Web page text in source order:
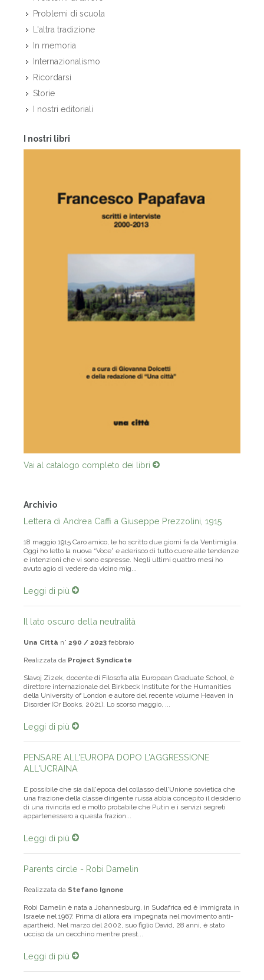
Problemi di scuola
L'altra tradizione
In memoria
Internazionalismo
Ricordarsi
Storie
I nostri editoriali
I nostri libri
Vai al catalogo completo dei libri
Archivio
Lettera di Andrea Caffi a Giuseppe Prezzolini, 1915
18 maggio 1915 Caro amico, le ho scritto due giorni fa da Ventimiglia.
Oggi ho letto la nuova “Voce” e aderisco di tutto cuore alle tendenze
e intenzioni che vi sono espresse. Negli ultimi quattro mesi ho
avuto agio di vedere da vicino mig...
Leggi di più
Il lato oscuro della neutralità
Una Città n° 290 / 2023 febbraio
Realizzata da Project Syndicate
Slavoj Zizek, docente di Filosofia alla European Graduate School, è
direttore internazionale del Birkbeck Institute for the Humanities
della University of London e autore del recente volume Heaven in
Disorder (Or Books, 2021). Lo scorso maggio, ...
Leggi di più
PENSARE ALL'EUROPA DOPO L'AGGRESSIONE
ALL'UCRAINA
E possibile che sia dall'epoca del collasso dell'Unione sovietica che
una frazione della classe dirigente russa abbia concepito il desiderio
di una rivincita ed è molto probabile che Putin e i servizi segreti
appartenessero a questa frazion...
Leggi di più
Parents circle - Robi Damelin
Realizzata da Stefano Ignone
Robi Damelin è nata a Johannesburg, in Sudafrica ed è immigrata in
Israele nel 1967. Prima di allora era impegnata nel movimento anti-
apartheid. Nel marzo del 2002, suo figlio David, 28 anni, è stato
ucciso da un cecchino mentre prest...
Leggi di più